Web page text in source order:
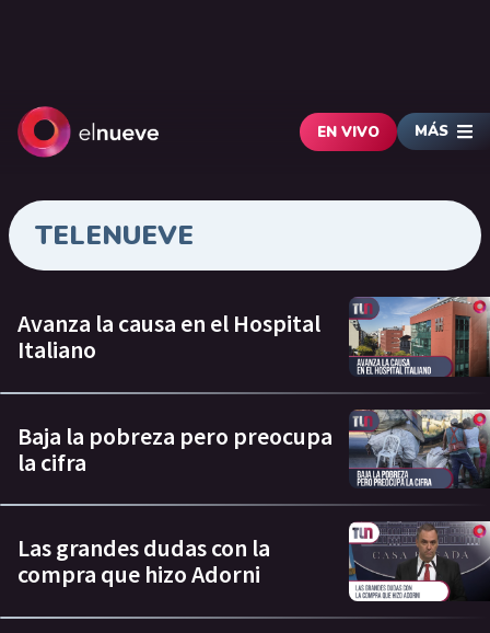
EN VIVO MÁS
TELENUEVE
Avanza la causa en el Hospital
Italiano
Baja la pobreza pero preocupa
la cifra
Las grandes dudas con la
compra que hizo Adorni